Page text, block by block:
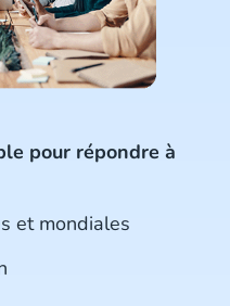
pour répondre à
et mondiales